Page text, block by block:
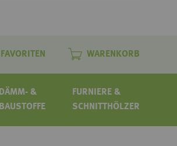
FAVORITEN WARENKORB
DÄMM- &
BAUSTOFFE
FURNIERE &
SCHNITTHÖLZER